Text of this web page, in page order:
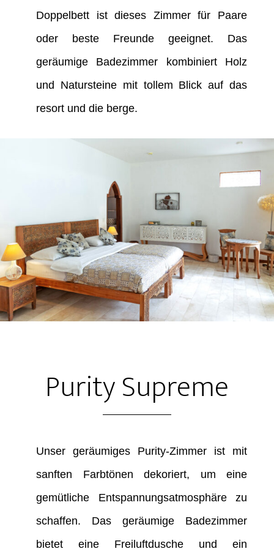
Doppelbett ist dieses Zimmer für Paare
oder beste Freunde geeignet. Das
geräumige Badezimmer kombiniert Holz
und Natursteine mit tollem Blick auf das
resort und die berge.
Purity Supreme
Unser geräumiges Purity-Zimmer ist mit
sanften Farbtönen dekoriert, um eine
gemütliche Entspannungsatmosphäre zu
schaffen. Das geräumige Badezimmer
bietet eine Freiluftdusche und ein